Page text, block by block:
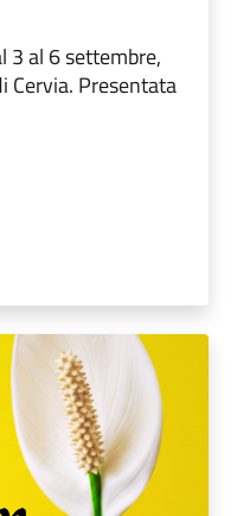
3 al 6 settembre,
Cervia. Presentata